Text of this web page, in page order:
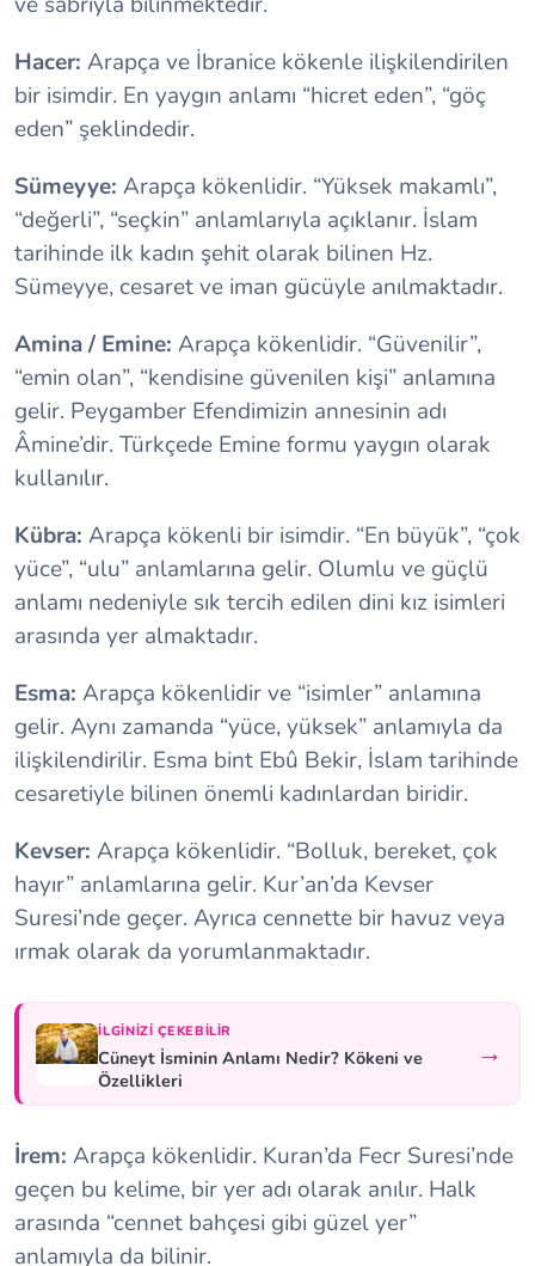
Hacer: Arapça ve İbranice kökenle ilişkilendirilen
bir isimdir. En yaygın anlamı “hicret eden”, “göç
eden” şeklindedir.
Sümeyye: Arapça kökenlidir. “Yüksek makamlı”,
“değerli”, “seçkin” anlamlarıyla açıklanır. İslam
tarihinde ilk kadın şehit olarak bilinen Hz.
Sümeyye, cesaret ve iman gücüyle anılmaktadır.
Amina / Emine: Arapça kökenlidir. “Güvenilir”,
“emin olan”, “kendisine güvenilen kişi” anlamına
gelir. Peygamber Efendimizin annesinin adı
Âmine’dir. Türkçede Emine formu yaygın olarak
kullanılır.
Kübra: Arapça kökenli bir isimdir. “En büyük”, “çok
yüce”, “ulu” anlamlarına gelir. Olumlu ve güçlü
anlamı nedeniyle sık tercih edilen dini kız isimleri
arasında yer almaktadır.
Esma: Arapça kökenlidir ve “isimler” anlamına
gelir. Aynı zamanda “yüce, yüksek” anlamıyla da
ilişkilendirilir. Esma bint Ebû Bekir, İslam tarihinde
cesaretiyle bilinen önemli kadınlardan biridir.
Kevser: Arapça kökenlidir. “Bolluk, bereket, çok
hayır” anlamlarına gelir. Kur’an’da Kevser
Suresi’nde geçer. Ayrıca cennette bir havuz veya
ırmak olarak da yorumlanmaktadır.
İLGINIZI ÇEKEBILIR
Cüneyt İsminin Anlamı Nedir? Kökeni ve
Özellikleri
→
İrem: Arapça kökenlidir. Kuran’da Fecr Suresi’nde
geçen bu kelime, bir yer adı olarak anılır. Halk
arasında “cennet bahçesi gibi güzel yer”
anlamıyla da bilinir.